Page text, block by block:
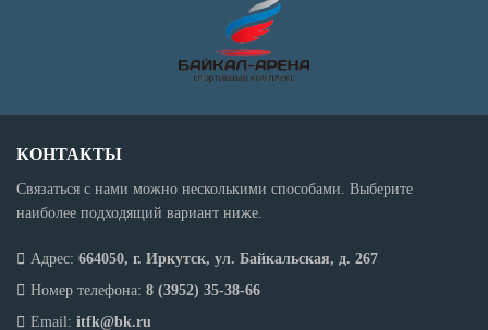
КОНТАКТЫ
Связаться с нами можно несколькими способами. Выберите
наиболее подходящий вариант ниже.
Адрес: 664050, г. Иркутск, ул. Байкальская, д. 267
Номер телефона: 8 (3952) 35-38-66
Email: itfk@bk.ru